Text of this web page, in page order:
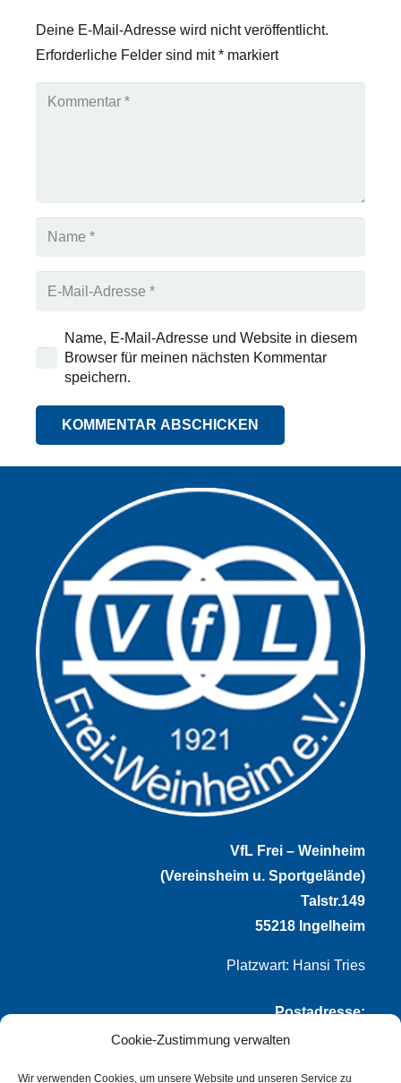
Cookie-Zustimmung verwalten
Wir verwenden Cookies, um unsere Website und unseren Service zu
Deine E-Mail-Adresse wird nicht veröffentlicht.
Erforderliche Felder sind mit* markiert
Name, E-Mail-Adresse und Website in diesem
Browser für meinen nächsten Kommentar
speichern.
KOMMENTAR ABSCHICKEN
VfL Frei – Weinheim
(Vereinsheim u. Sportgelände)
Talstr.149
55218 Ingelheim
Platzwart: Hansi Tries
Postadresse:
VfL Frei-Weinheim 1921 e.V.
Thomas Winternheimer